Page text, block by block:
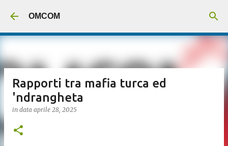
OMCOM
Rapporti tra mafia turca ed
'ndrangheta
in data aprile 28, 2025